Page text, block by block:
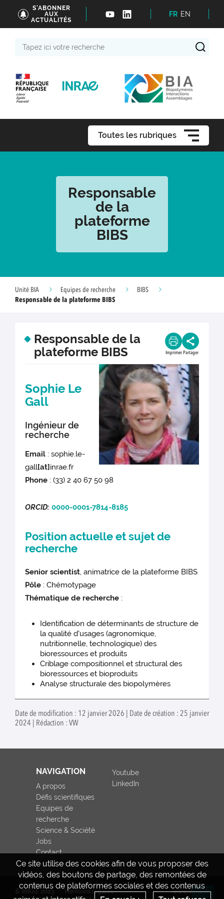
S'ABONNER
AUX
ACTUALITÉS
FR EN
Toutes les rubriques
Responsable
de la
plateforme
BIBS
Unité BIA Equipes de recherche
BIBS
Responsable de la plateforme BIBS
Responsable de la
plateforme BIBS
Imprimer Partager
Sophie Le
Gall
Ingénieur de
recherche
Email : sophie.le-
gall[at]inrae.fr
Phone : (33) 2 40 67 50 98
ORCID:0000-0001-7814-8185
Position actuelle et sujet de
recherche
Senior scientist, animatrice de la plateforme BIBS
Pôle : Chémotypage
Thématique de recherche :
Identification de déterminants de structure de
la qualité d'usages (agronomique,
nutritionnelle, technologique) des
bioressources et produits
Criblage compositionnel et structural des
bioressources et bioproduits
Analyse structurale des biopolymères
Date de modification : 12 janvier 2026 | Date de création : 25 janvier
2024 | Rédaction : VW
Ce site utilise des cookies afin de vous proposer des
vidéos, des boutons de partage, des remontées de
contenus de plateformes sociales et des contenus
NAVIGATION
A propos
Défis scientifiques
Equipes de
recherche
Science & Société
Jobs
Contact
Youtube
LinkedIn
Mentions légales
www.inrae.fr